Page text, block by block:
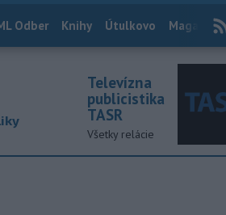
Odber Knihy Útulkovo Magazín
Televízna
publicistika
TASR
Všetky relácie